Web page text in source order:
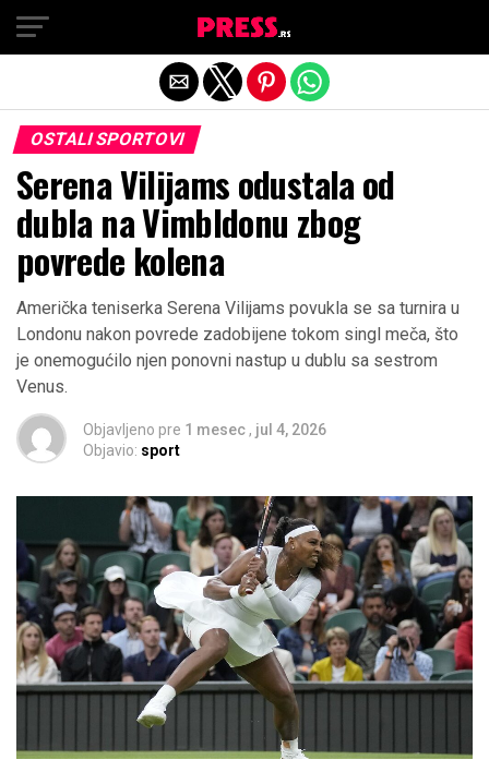
OSTALI SPORTOVI
Serena Vilijams odustala od
dubla na Vimbldonu zbog
povrede kolena
Američka teniserka Serena Vilijams povukla se sa turnira u
Londonu nakon povrede zadobijene tokom singl meča, što
je onemogućilo njen ponovni nastup u dublu sa sestrom
Venus.
Objavljeno pre 1 mesec , jul 4, 2026
Objavio: sport
Exit mobile version